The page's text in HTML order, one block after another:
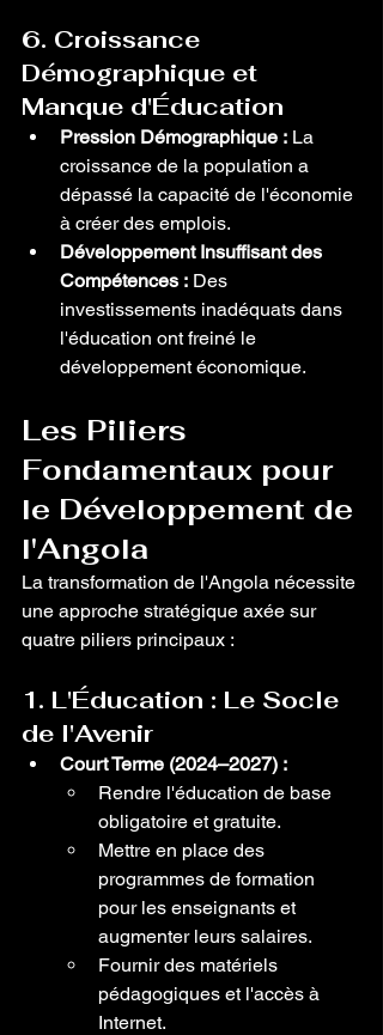
6. Croissance
Démographique et
Manque d'Éducation
Pression Démographique : La
croissance de la population a
dépassé la capacité de l'économie
à créer des emplois.
Développement Insuffisant des
Compétences : Des
investissements inadéquats dans
l'éducation ont freiné le
développement économique.
Les Piliers
Fondamentaux pour
le Développement de
l'Angola
La transformation de l'Angola nécessite
une approche stratégique axée sur
quatre piliers principaux :
1. L'Éducation : Le Socle
de l'Avenir
Court Terme (2024–2027) :
Rendre l'éducation de base
obligatoire et gratuite.
Mettre en place des
programmes de formation
pour les enseignants et
augmenter leurs salaires.
Fournir des matériels
pédagogiques et l'accès à
Internet.